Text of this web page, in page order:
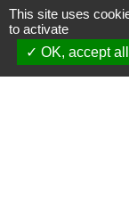
Lundi,
This site uses
to activate
OK, accept all